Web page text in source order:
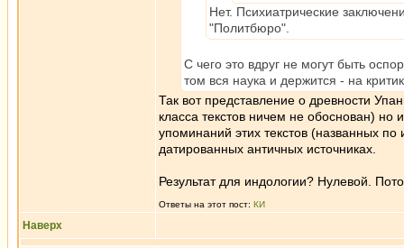
Нет. Психиатрические
"Политбюро".
С чего это вдруг не могут быть
том вся наука и держится - на
Так вот представление о древности
класса текстов ничем не обоснован) но
упоминаний этих текстов (названных
датированных античных источниках.
Результат для индологии? Нулевой.
Ответы на этот пост: КИ
Наверх